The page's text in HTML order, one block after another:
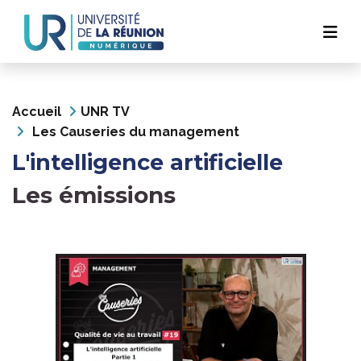
contenu
principal
Navigation
principale
Accueil
UNR TV
Les Causeries du management
L'intelligence artificielle
Les émissions